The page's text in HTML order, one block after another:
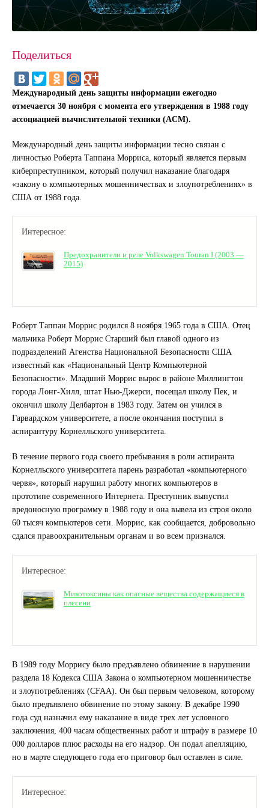
Поделиться
Международный день защиты информации ежегодно
отмечается 30 ноября с момента его утверждения в 1988 году
ассоциацией вычислительной техники (ACM).
Международный день защиты информации тесно связан с
личностью Роберта Таппана Морриса, который является первым
киберпреступником, который получил наказание благодаря
«закону о компьютерных мошенничествах и злоупотреблениях» в
США от 1988 года.
Интересное:
Предохранители и реле Volkswagen Touran I (2003 —
2015)
Роберт Таппан Моррис родился 8 ноября 1965 года в США. Отец
мальчика Роберт Моррис Старший был главой одного из
подразделений Агенства Национальной Безопасности США
известный как «Национальный Центр Компьютерной
Безопасности». Младший Моррис вырос в районе Миллингтон
города Лонг-Хилл, штат Нью-Джерси, посещал школу Пек, и
окончил школу Делбартон в 1983 году. Затем он учился в
Гарвардском университете, а после окончания поступил в
аспирантуру Корнелльского университета.
В течение первого года своего пребывания в роли аспиранта
Корнелльского университета парень разработал «компьютерного
червя», который нарушил работу многих компьютеров в
прототипе современного Интернета. Преступник выпустил
вредоносную программу в 1988 году и она вывела из строя около
60 тысяч компьютеров сети. Моррис, как сообщается, добровольно
сдался правоохранительным органам и во всем признался.
Интересное:
Микотоксины как опасные вещества содержащиеся в
плесени
В 1989 году Моррису было предъявлено обвинение в нарушении
раздела 18 Кодекса США Закона о компьютерном мошенничестве
и злоупотреблениях (CFAA). Он был первым человеком, которому
было предъявлено обвинение по этому закону. В декабре 1990
года суд назначил ему наказание в виде трех лет условного
заключения, 400 часам общественных работ и штрафу в размере 10
000 долларов плюс расходы на его надзор. Он подал апелляцию,
но в марте следующего года его приговор был оставлен в силе.
Интересное: